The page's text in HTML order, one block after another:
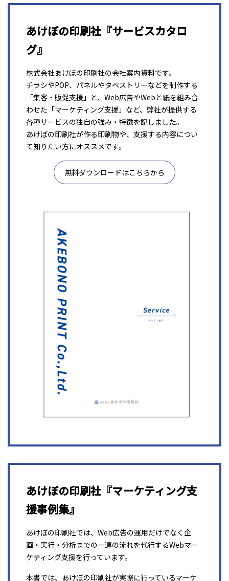
あけぼの印刷社『サービスカタロ
グ』
株式会社あけぼの印刷社の会社案内資料です。
チラシやPOP、パネルやタペストリーなどを制作する
「集客・販促支援」と、Web広告やWebと紙を組み合
わせた「マーケティング支援」など、弊社が提供する
各種サービスの独自の強み・特徴を記しました。
あけぼの印刷社が作る印刷物や、支援する内容につい
て知りたい方にオススメです。
無料ダウンロードはこちらから
あけぼの印刷社『マーケティング支
援事例集』
あけぼの印刷社では、Web広告の運用だけでなく企
画・実行・分析までの一連の流れを代行するWebマー
ケティング支援を行っています。
本書では、あけぼの印刷社が実際に行っているマーケ